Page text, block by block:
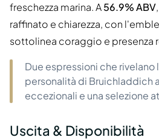
freschezza marina. A56.9% ABV
raffinato e chiarezza, con
sottolinea coraggio e presenza
Due espressioni che
personalità di Bruichladdich
eccezionali e una selezione
Uscita & Disponibilità